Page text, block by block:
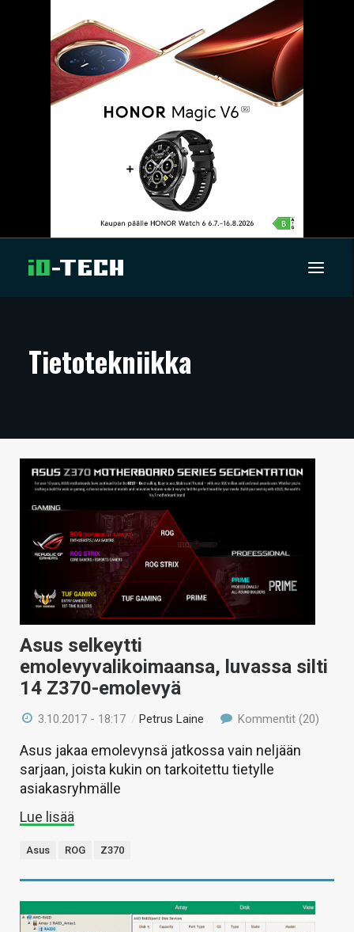
ARTIKKELIT
TECHBBS
TIETOA
HINTA.FI
KAUPPA
HAKU
Tietotekniikka
Asus selkeytti
emolevyvalikoimaansa, luvassa silti
14 Z370-emolevyä
3.10.2017 - 18:17 /Petrus Laine Kommentit (20)
Asus jakaa emolevynsä jatkossa vain neljään
sarjaan, joista kukin on tarkoitettu tietylle
asiakasryhmälle
Lue lisää
Asus ROG Z370